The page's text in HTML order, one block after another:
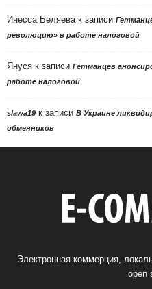
Инесса Беляевак записи
революцию» в работе налоговой
Януся к записи Гетманцев
работе налоговой
slawa19 к записи В Украине
обменников
Электронная коммерция,
open